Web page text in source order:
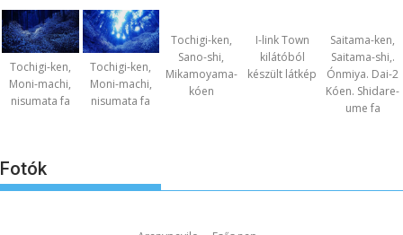
Tochigi-ken,
Moni-machi,
nisumata fa
Tochigi-ken,
Moni-machi,
nisumata fa
Tochigi-ken,
Sano-shi,
Mikamoyama-
kóen
I-link Town
kilátóból
készült látkép
Saitama-ken,
Saitama-shi,.
Ónmiya. Dai-2
Kóen. Shidare-
ume fa
Fotók